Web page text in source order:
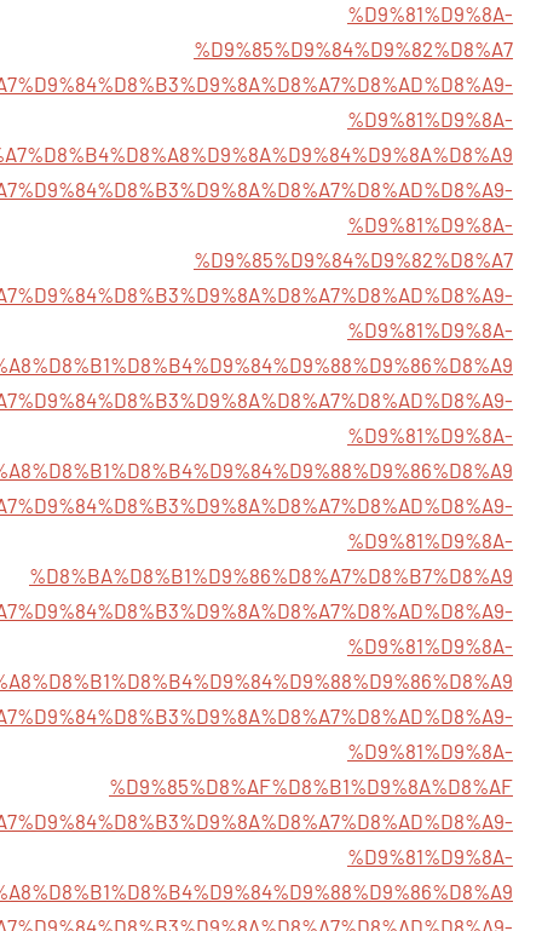
%D9%81%D9%8A-
%D9%85%D9%84%D9%82%D8%A7
%D9%81%D9%8A-
%D9%81%D9%8A-
%D9%85%D9%84%D9%82%D8%A7
%D9%81%D9%8A-
%D9%81%D9%8A-
%D9%81%D9%8A-
%D8%BA%D8%B1%D9%86%D8%A7%D8%B7%D8%A9
%D9%81%D9%8A-
%D9%81%D9%8A-
%D9%85%D8%AF%D8%B1%D9%8A%D8%AF
%D9%81%D9%8A-